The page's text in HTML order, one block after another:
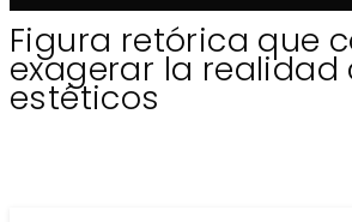
Figura retórica que
exagerar la realidad
estéticos